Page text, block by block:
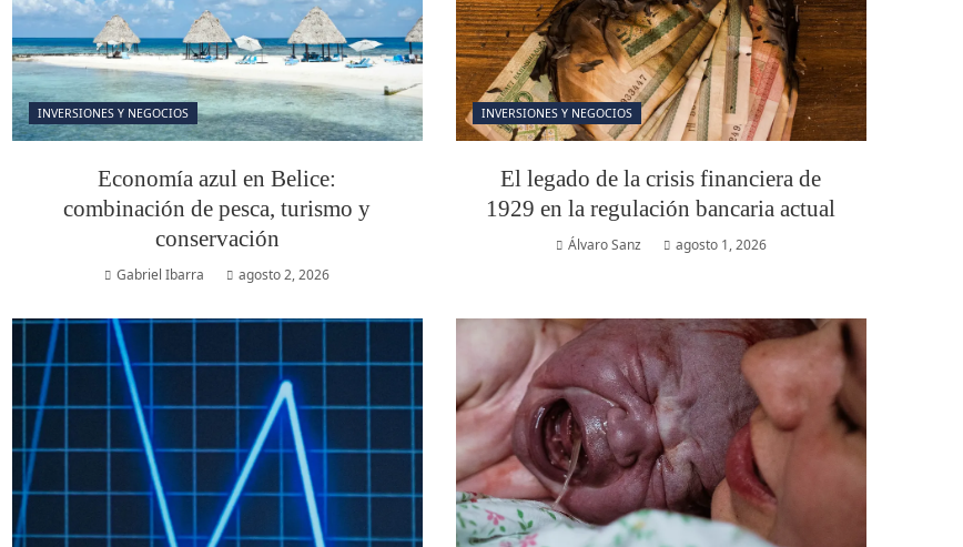
INVERSIONES Y NEGOCIOS
Economía azul en Belice:
combinación de pesca, turismo y
conservación
Gabriel Ibarra agosto 2, 2026
INVERSIONES Y NEGOCIOS
El legado de la crisis financiera de
1929 en la regulación bancaria actual
Álvaro Sanz agosto 1, 2026